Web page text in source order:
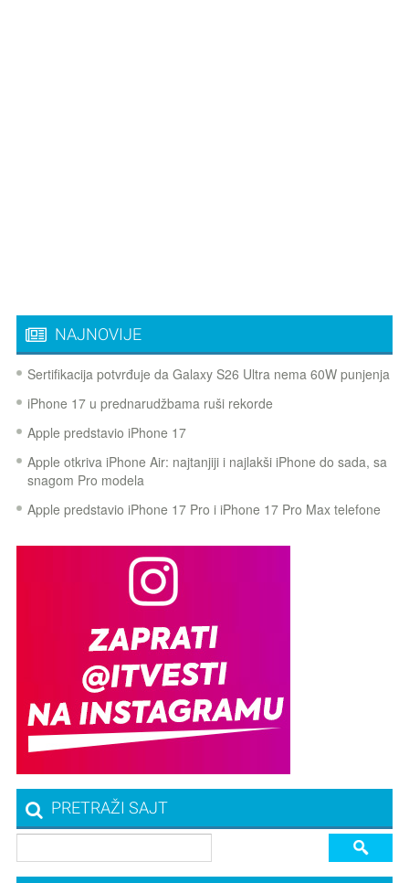
NAJNOVIJE
Sertifikacija potvrđuje da Galaxy S26 Ultra nema 60W punjenja
iPhone 17 u prednarudžbama ruši rekorde
Apple predstavio iPhone 17
Apple otkriva iPhone Air: najtanjiji i najlakši iPhone do sada, sa
snagom Pro modela
Apple predstavio iPhone 17 Pro i iPhone 17 Pro Max telefone
PRETRAŽI SAJT